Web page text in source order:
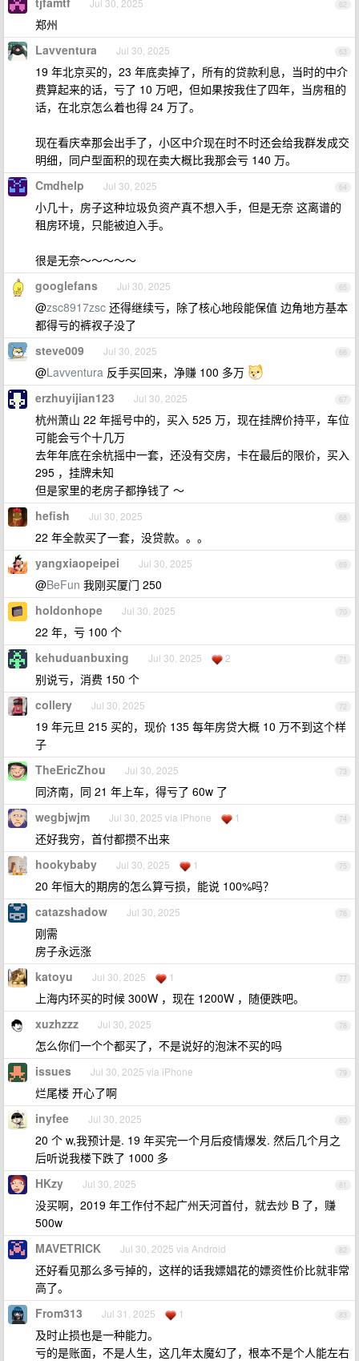
62
Jul 30, 2025
郑州
63
Lavventura Jul 30, 2025
19 年北京买的，23 年底卖掉了，所有的贷款利息，当时的中介
费算起来的话，亏了 10 万吧，但如果按我住了四年，当房租的
话，在北京怎么着也得 24 万了。
现在看庆幸那会出手了，小区中介现在时不时还会给我群发成交
明细，同户型面积的现在卖大概比我那会亏 140 万。
64
Cmdhelp Jul 30, 2025
小几十，房子这种垃圾负资产真不想入手，但是无奈 这离谱的
租房环境，只能被迫入手。
很是无奈～～～～～
65
googlefans Jul 30, 2025
@zsc8917zsc 还得继续亏，除了核心地段能保值 边角地方基本
都得亏的裤衩子没了
66
steve009 Jul 30, 2025
@Lavventura 反手买回来，净赚 100 多万
67
erzhuyijian123 Jul 30, 2025
杭州萧山 22 年摇号中的，买入 525 万，现在挂牌价持平，车位
可能会亏个十几万
去年年底在余杭摇中一套，还没有交房，卡在最后的限价，买入
295 ，挂牌未知
但是家里的老房子都挣钱了 ～
68
hefish Jul 30, 2025
22 年全款买了一套，没贷款。。。
69
yangxiaopeipei Jul 30, 2025
@BeFun 我刚买厦门 250
70
holdonhope Jul 30, 2025
22 年，亏 100 个
71
kehuduanbuxing Jul 30, 2025 2
别说亏，消费 150 个
72
collery Jul 30, 2025
19 年元旦 215 买的，现价 135 每年房贷大概 10 万不到这个样
子
73
TheEricZhou Jul 30, 2025
同济南，同 21 年上车，得亏了 60w 了
74
wegbjwjm Jul 30, 2025 via iPhone 1
还好我穷，首付都攒不出来
75
hookybaby Jul 30, 2025 1
20 年恒大的期房的怎么算亏损，能说 100%吗？
76
catazshadow Jul 30, 2025
刚需
房子永远涨
77
katoyu Jul 30, 2025 1
上海内环买的时候 300W ，现在 1200W ，随便跌吧。
78
xuzhzzz Jul 30, 2025
怎么你们一个个都买了，不是说好的泡沫不买的吗
79
issues Jul 30, 2025 via iPhone
烂尾楼 开心了啊
80
inyfee Jul 30, 2025
20 个 w,我预计是. 19 年买完一个月后疫情爆发. 然后几个月之
后听说我楼下跌了 1000 多
81
HKzy Jul 30, 2025
没买啊，2019 年工作付不起广州天河首付，就去炒 B 了，赚
500w
82
MAVETRICK Jul 30, 2025 via Android
还好看见那么多亏掉的，这样的话我嫖娼花的嫖资性价比就非常
高了。
83
From313 Jul 31, 2025 1
及时止损也是一种能力。
亏的是账面，不是人生，这几年太魔幻了，根本不是个人能左右